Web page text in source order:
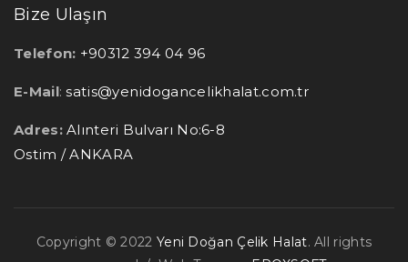
Bize Ulaşın
Telefon: +90312 394 04 96
E-Mail:satis@yenidogancelikhalat.com.tr
Adres:Alınteri Bulvarı No:6-8
Ostim / ANKARA
Copyright © 2022 Yeni Doğan Çelik Halat. All rights